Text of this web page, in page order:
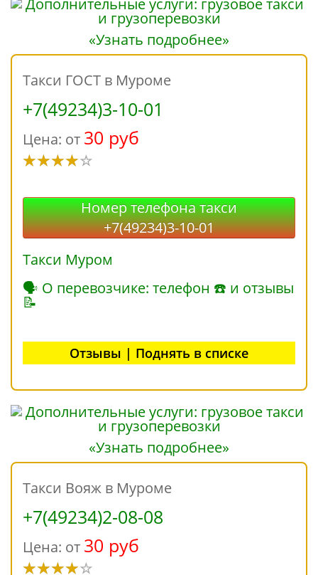
«Узнать подробнее»
Такси ГОСТ в Муроме
+7(49234)3-10-01
Цена: от 30 руб
Номер телефона такси
+7(49234)3-10-01
Такси Муром
🗣 О перевозчике: телефон ☎ и отзывы
📝
Отзывы | Поднять в списке
«Узнать подробнее»
Такси Вояж в Муроме
+7(49234)2-08-08
Цена: от 30 руб